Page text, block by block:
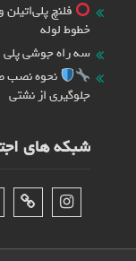
فلنچ
خطوط لوله
سه راه جوشی پلی
نحوه نصب
جلوگیری از نشتی
شبکه های